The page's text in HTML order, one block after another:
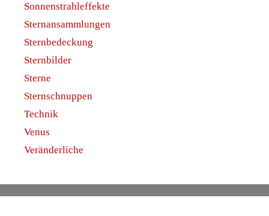
Sonnenstrahleffekte
Sternansammlungen
Sternbedeckung
Sternbilder
Sterne
Sternschnuppen
Technik
Venus
Veränderliche